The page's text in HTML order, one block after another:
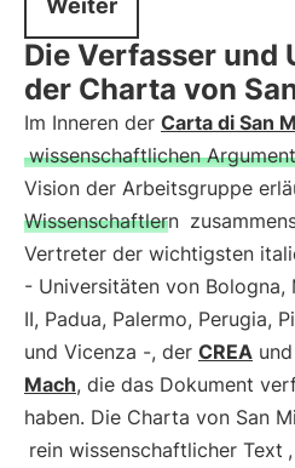
Weiter
Die Verfasser und
der Charta von
Im Inneren der Carta di San
wissenschaftlichen
Vision der Arbeitsgruppe
Wissenschaftlern
Vertreter der wichtigsten
- Universitäten von Bologna,
II, Padua, Palermo, Perugia,
und Vicenza -, der CREA und
Mach, die das Dokument
haben. Die Charta von San
rein wissenschaftlicher Text